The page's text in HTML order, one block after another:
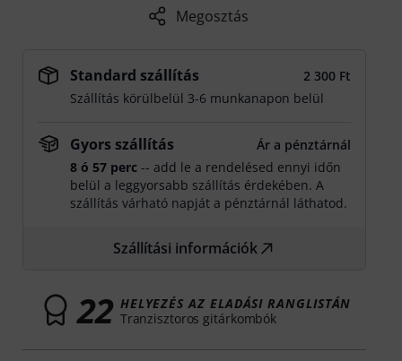
Megosztás
Standard szállítás
2 300 Ft
Szállítás körülbelül 3-6 munkanapon belül
Gyors szállítás
Ár a pénztárnál
8 ó 57 perc -- add le a rendelésed ennyi időn
belül a leggyorsabb szállítás érdekében. A
szállítás várható napját a pénztárnál láthatod.
Szállítási információk
22 HELYEZÉS AZ ELADÁSI RANGLISTÁN
Tranzisztoros gitárkombók